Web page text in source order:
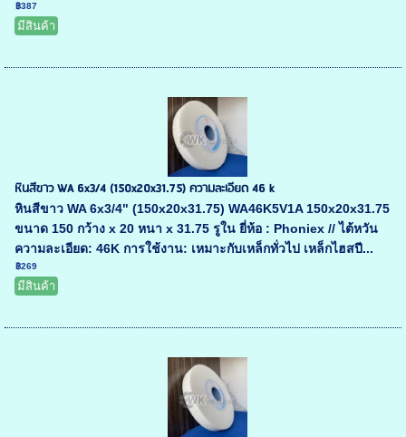
฿387
มีสินค้า
หินสีขาว WA 6x3/4 (150x20x31.75) ความละเอียด 46 k
หินสีขาว WA 6x3/4" (150x20x31.75) WA46K5V1A 150x20x31.75
ขนาด 150 กว้าง x 20 หนา x 31.75 รูใน ยี่ห้อ : Phoniex // ไต้หวัน
ความละเอียด: 46K การใช้งาน: เหมาะกับเหล็กทั่วไป เหล็กไฮสปี...
฿269
มีสินค้า